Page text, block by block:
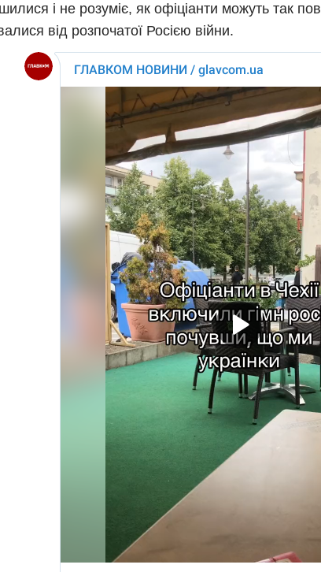
і не розуміє, як офіціанти можуть так
від розпочатої Росією війни.